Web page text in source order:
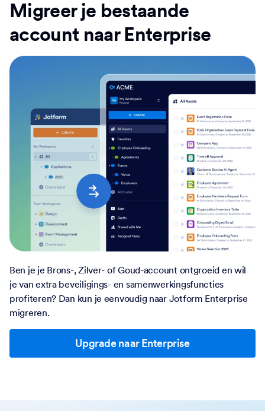
Migreer je bestaande
account naar Enterprise
Ben je je Brons-, Zilver- of Goud-account ontgroeid en wil
je van extra beveiligings- en samenwerkingsfuncties
profiteren? Dan kun je eenvoudig naar Jotform Enterprise
migreren.
Upgrade naar Enterprise